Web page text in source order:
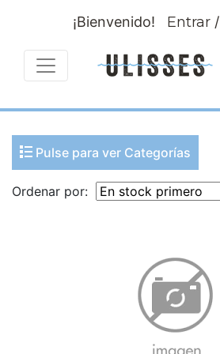
¡Bienvenido! Entrar/
Pulse para ver Categorías
Ordenar por: